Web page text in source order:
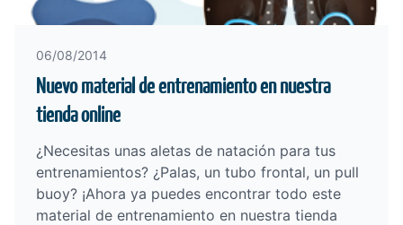
06/08/2014
Nuevo material de entrenamiento en nuestra
tienda online
¿Necesitas unas aletas de natación para tus
entrenamientos? ¿Palas, un tubo frontal, un pull
buoy? ¡Ahora ya puedes encontrar todo este
material de entrenamiento en nuestra tienda